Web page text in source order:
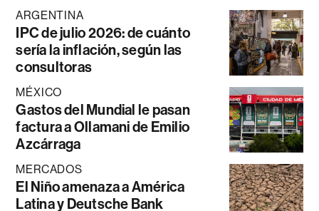
ARGENTINA
IPC de julio 2026: de cuánto
sería la inflación, según las
consultoras
MÉXICO
Gastos del Mundial le pasan
factura a Ollamani de Emilio
Azcárraga
MERCADOS
El Niño amenaza a América
Latina y Deutsche Bank